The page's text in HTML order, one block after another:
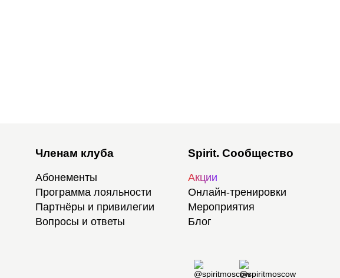
Членам клуба
Абонементы
Программа лояльности
Партнёры и привилегии
Вопросы и ответы
Spirit. Сообщество
Акции
Онлайн-тренировки
Мероприятия
Блог